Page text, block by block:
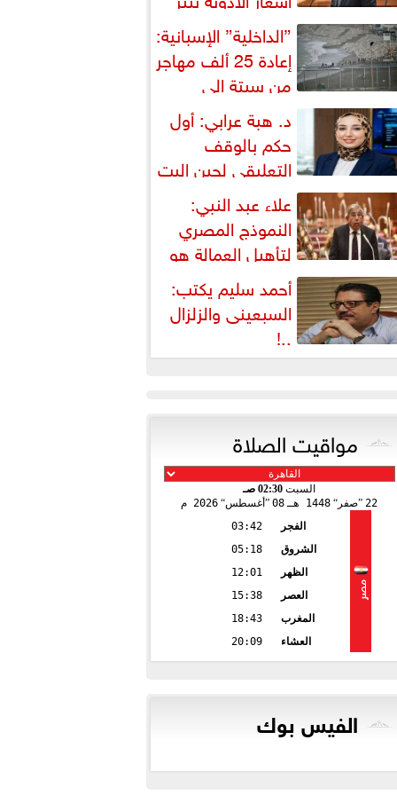
دستورية ويهدد حق
”الداخلية” الإسبانية:
إعادة 25 ألف مهاجر
من سبتة إلى
وارتفاع حصيلة...
د. هبة عرابي: أول
حكم بالوقف
التعليقي لحين البت
الطعن على... علاء عبد النبي:
النموذج المصري
لتأهيل العمالة هو
العملي والأمثل لأزمات...
أحمد سليم يكتب:
السبعينى والزلزال
..!
مواقيت الصلاة
السبت 02:30 صـ
22 صفر 1448 هـ 08 أغسطس 2026 م
مصر
الفجر
03:42
الشروق
05:18
الظهر
12:01
العصر
15:38
المغرب
18:43
العشاء
20:09
الفيس بوك